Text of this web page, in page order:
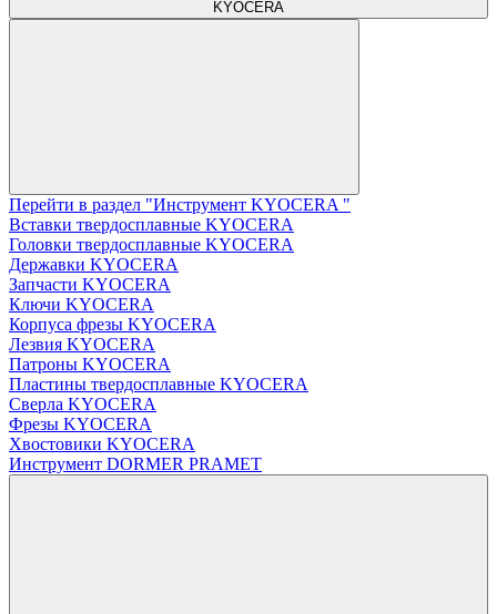
KYOCERA
Перейти в раздел "Инструмент KYOCERA "
Вставки твердосплавные KYOCERA
Головки твердосплавные KYOCERA
Державки KYOCERA
Запчасти KYOCERA
Ключи KYOCERA
Корпуса фрезы KYOCERA
Лезвия KYOCERA
Патроны KYOCERA
Пластины твердосплавные KYOCERA
Сверла KYOCERA
Фрезы KYOCERA
Хвостовики KYOCERA
Инструмент DORMER PRAMET